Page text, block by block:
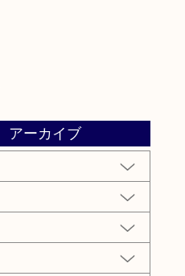
アーカイブ